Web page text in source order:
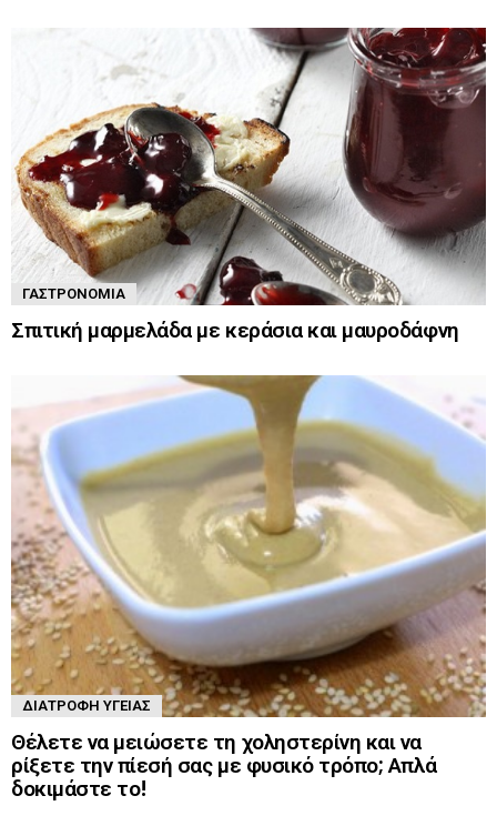
ΓΑΣΤΡΟΝΟΜΊΑ
Σπιτική μαρμελάδα με κεράσια και μαυροδάφνη
ΔΙΑΤΡΟΦΉ ΥΓΕΊΑΣ
Θέλετε να μειώσετε τη χοληστερίνη και να
ρίξετε την πίεσή σας με φυσικό τρόπο; Απλά
δοκιμάστε το!